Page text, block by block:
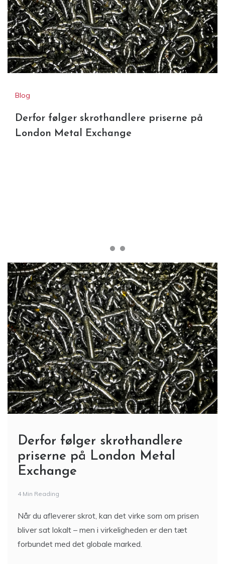
Blog
Derfor følger skrothandlere priserne på
London Metal Exchange
Derfor følger skrothandlere
priserne på London Metal
Exchange
4 Min Reading
Når du afleverer skrot, kan det virke som om prisen
bliver sat lokalt – men i virkeligheden er den tæt
forbundet med det globale marked.